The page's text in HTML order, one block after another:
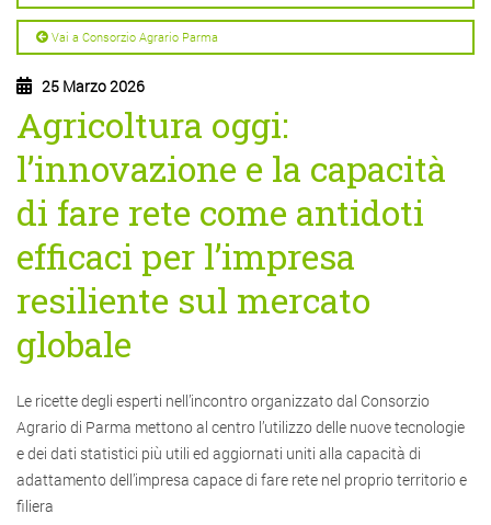
Vai a Consorzio Agrario Parma
25 Marzo 2026
Agricoltura oggi:
l’innovazione e la capacità
di fare rete come antidoti
efficaci per l’impresa
resiliente sul mercato
globale
Le ricette degli esperti nell’incontro organizzato dal Consorzio
Agrario di Parma mettono al centro l’utilizzo delle nuove tecnologie
e dei dati statistici più utili ed aggiornati uniti alla capacità di
adattamento dell’impresa capace di fare rete nel proprio territorio e
filiera